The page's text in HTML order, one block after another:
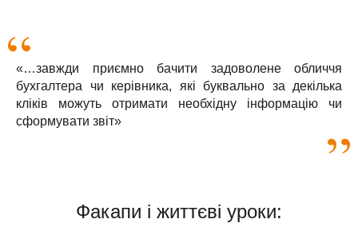
«…завжди приємно бачити задоволене обличчя
бухгалтера чи керівника, які буквально за декілька
кліків можуть отримати необхідну інформацію чи
сформувати звіт»
Факапи і життєві уроки: